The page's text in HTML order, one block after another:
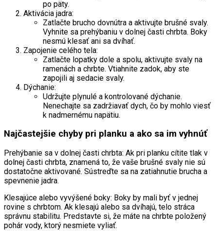
po päty.
Aktivácia jadra:
Zatlačte brucho dovnútra a aktivujte brušné svaly.
Vyhnite sa prehýbaniu v dolnej časti chrbta. Boky
nesmú klesať ani sa dvíhať.
Zapojenie celého tela:
Zatlačte lopatky dole a spolu, aktivujte svaly na
ramenách a chrbte. Vtiahnite zadok, aby ste
zapojili aj sedacie svaly.
Dýchanie:
Udržujte plynulé a kontrolované dýchanie.
Nenechajte sa zadržiavať dych, čo by mohlo viesť
k nadmernému napätiu.
Najčastejšie chyby pri planku a ako sa im vyhnúť
Prehýbanie sa v dolnej časti chrbta: Ak pri planku cítite tlak v
dolnej časti chrbta, znamená to, že vaše brušné svaly nie sú
dostatočne aktivované. Sústreďte sa na zatiahnutie brucha a
spevnenie jadra.
Klesajúce alebo vyvýšené boky: Boky by mali byť v jednej
rovine s chrbtom. Ak klesajú alebo sa dvíhajú, telo stráca
správnu stabilitu. Predstavte si, že máte na chrbte položený
pohár vody, ktorý nesmiete vyliať.